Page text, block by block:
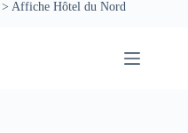
> Affiche Hôtel du Nord